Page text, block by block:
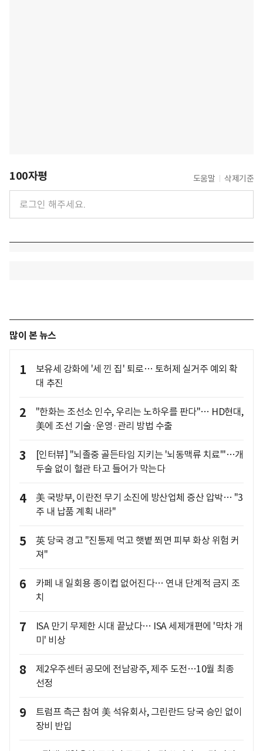
100자평 도움말 삭제기준
많이 본 뉴스
1
보유세 강화에 '세 낀 집' 퇴로… 토허제 실거주 예외 확
대 추진
2
"한화는 조선소 인수, 우리는 노하우를 판다"… HD현대,
美에 조선 기술·운영·관리 방법 수출
3
[인터뷰] "뇌졸중 골든타임 지키는 '뇌동맥류 치료'"…개
두술 없이 혈관 타고 들어가 막는다
4
美 국방부, 이란전 무기 소진에 방산업체 증산 압박… "3
주 내 납품 계획 내라"
5
英 당국 경고 "진통제 먹고 햇볕 쬐면 피부 화상 위험 커
져"
6
카페 내 일회용 종이컵 없어진다… 연내 단계적 금지 조
치
7
ISA 만기 무제한 시대 끝났다… ISA 세제개편에 '막차 개
미' 비상
8
제2우주센터 공모에 전남광주, 제주 도전…10월 최종
선정
9
트럼프 측근 참여 美 석유회사, 그린란드 당국 승인 없이
장비 반입